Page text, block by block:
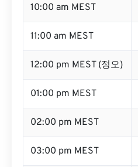
10:00 am MEST
11:00 am MEST
12:00 pm MEST (정오)
01:00 pm MEST
02:00 pm MEST
03:00 pm MEST